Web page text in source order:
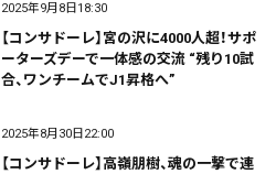
2025年9月8日18:30
【コンサドーレ】宮の沢に4000人超！サポ
ーターズデーで一体感の交流 “残り10試
合、ワンチームでJ1昇格へ”
2025年8月30日22:00
【コンサドーレ】高嶺朋樹、魂の一撃で連